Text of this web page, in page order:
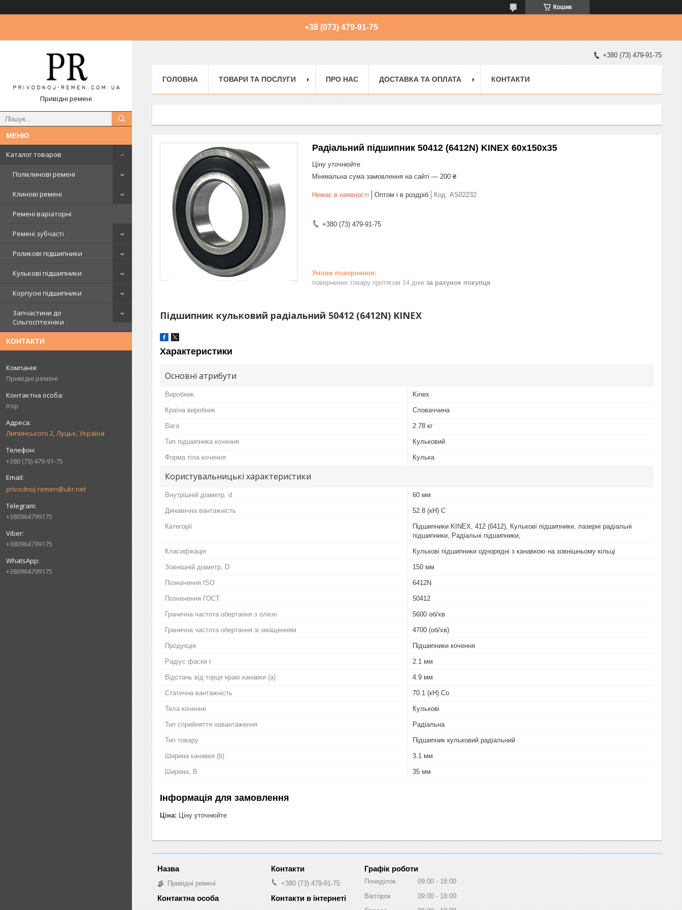
Кошик
+38 (073) 479-91-75
Привідні ремені
Каталог товаров
Поліклинові ремені
Клинові ремені
Ремені варіаторні
Ремені зубчасті
Роликові підшипники
Кулькові підшипники
Корпусні підшипники
Запчастини до
Сільгосптехніки
КОНТАКТИ
Привідні ремені
Ігор
Липинського 2, Луцьк, Україна
+380 (73) 479-91-75
privodnoj-remen@ukr.net
+380964799175
+380964799175
+380964799175
+380 (73) 479-91-75
ГОЛОВНА ТОВАРИ ТА ПОСЛУГИ ПРО НАС ДОСТАВКА ТА ОПЛАТА КОНТАКТИ
Радіальний підшипник 50412 (6412N) KINEX 60x150x35
Ціну уточнюйте
Мінімальна сума замовлення на сайті — 200 ₴
Немає в наявності Оптом і в роздріб Код: AS02232
+380 (73) 479-91-75
повернення товару протягом 14 днів за рахунок покупця
Підшипник кульковий радіальний 50412 (6412N) KINEX
Характеристики
Основні атрибути
Виробник Kinex
Країна виробник Словаччина
Вага 2.78 кг
Тип підшипника кочення Кульковий
Форма тіла кочення Кулька
Користувальницькі характеристики
Внутрішній діаметр, d 60 мм
Динамічна вантажність 52.8 (кН) C
Категорії
Підшипники KINEX, 412 (6412), Кулькові підшипники, лазерні радіальні
підшипники, Радіальні підшипники,
Класифікація Кулькові підшипники однорядні з канавкою на зовнішньому кільці
Зовнішній діаметр, D 150 мм
Позначення ISO 6412N
Позначення ГОСТ 50412
Гранична частота обертання з олією 5600 об/хв
Гранична частота обертання зі змащенням 4700 (об/хв)
Продукція Підшипники кочення
Радіус фаски r 2.1 мм
Відстань від торця краю канавки (a) 4.9 мм
Статична вантажність 70.1 (кН) Co
Тела кочення Кулькові
Тип сприйняття навантаження Радіальна
Тип товару Підшипник кульковий радіальний
Ширина канавки (b) 3.1 мм
Ширина, B 35 мм
Інформація для замовлення
Ціна: Ціну уточнюйте
Привідні ремені +380 (73) 479-91-75
Графік роботи
Понеділок 09:00
18:00
Вівторок
09:00
18:00